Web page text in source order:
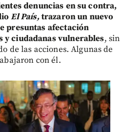
denuncias en su contra,
El País,trazaron un nuevo
presuntas afectación
y ciudadanas vulnerables, sin
de las acciones. Algunas de
con él.